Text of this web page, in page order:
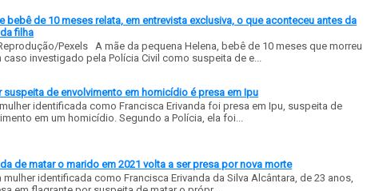
bebê de 10 meses relata, em entrevista exclusiva, o que aconteceu antes da
filha
Pexels A mãe da pequena Helena, bebê de 10 meses que morreu
caso investigado pela Polícia Civil como suspeita de e...
suspeita de envolvimento em homicídio é presa em Ipu
identificada como Francisca Erivanda foi presa em Ipu, suspeita de
em um homicídio. Segundo a Polícia, ela foi...
de matar o marido em 2021 volta a ser presa por nova morte
identificada como Francisca Erivanda da Silva Alcântara, de 23 anos,